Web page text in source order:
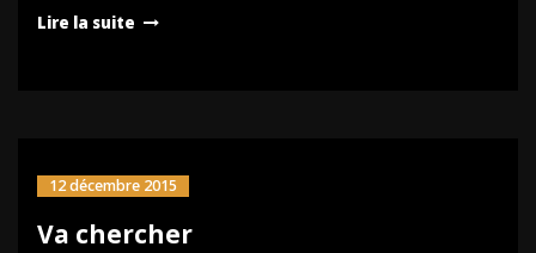
Lire la suite
12 décembre 2015
Va chercher